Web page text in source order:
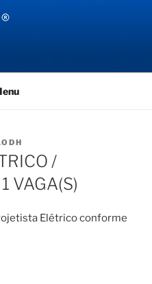
/
VAGA(S)
Elétrico conforme